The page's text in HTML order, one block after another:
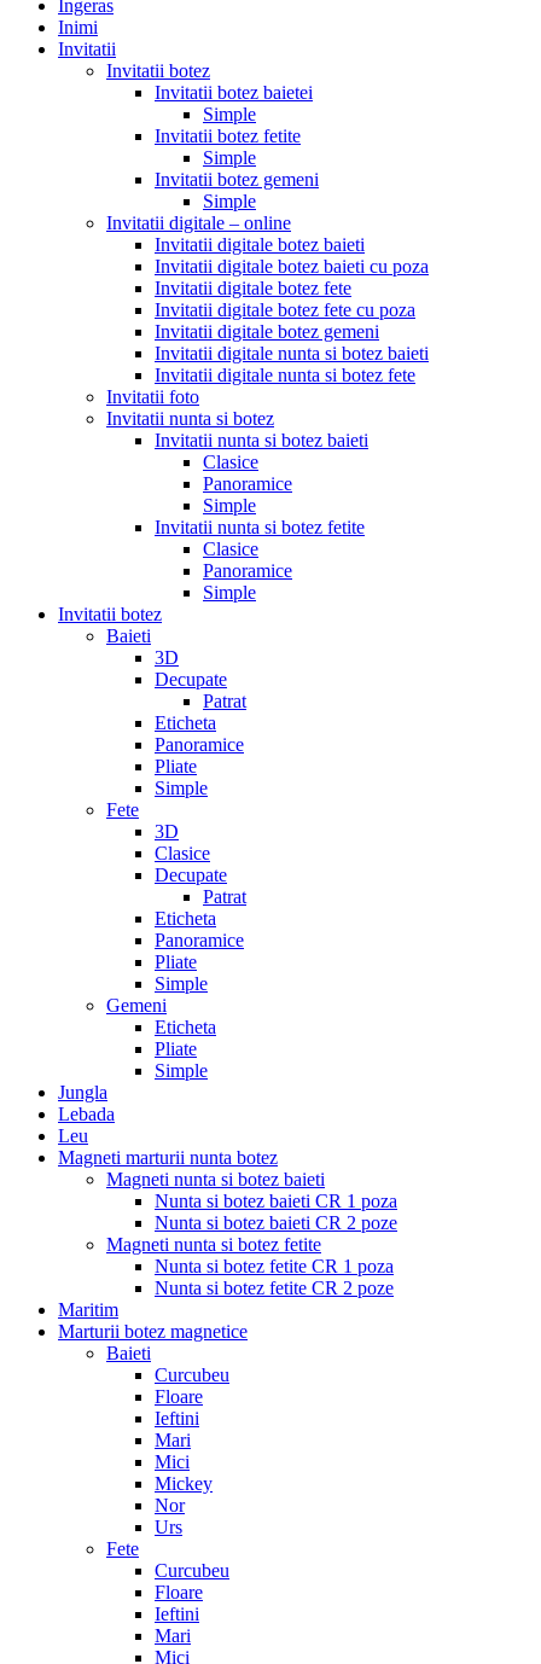
Ingeras
Inimi
Invitatii
Invitatii botez
Invitatii botez baietei
Simple
Invitatii botez fetite
Simple
Invitatii botez gemeni
Simple
Invitatii digitale – online
Invitatii digitale botez baieti
Invitatii digitale botez baieti cu poza
Invitatii digitale botez fete
Invitatii digitale botez fete cu poza
Invitatii digitale botez gemeni
Invitatii digitale nunta si botez baieti
Invitatii digitale nunta si botez fete
Invitatii foto
Invitatii nunta si botez
Invitatii nunta si botez baieti
Clasice
Panoramice
Simple
Invitatii nunta si botez fetite
Clasice
Panoramice
Simple
Invitatii botez
Baieti
3D
Decupate
Patrat
Eticheta
Panoramice
Pliate
Simple
Fete
3D
Clasice
Decupate
Patrat
Eticheta
Panoramice
Pliate
Simple
Gemeni
Eticheta
Pliate
Simple
Jungla
Lebada
Leu
Magneti marturii nunta botez
Magneti nunta si botez baieti
Nunta si botez baieti CR 1 poza
Nunta si botez baieti CR 2 poze
Magneti nunta si botez fetite
Nunta si botez fetite CR 1 poza
Nunta si botez fetite CR 2 poze
Maritim
Marturii botez magnetice
Baieti
Curcubeu
Floare
Ieftini
Mari
Mici
Mickey
Nor
Urs
Fete
Curcubeu
Floare
Ieftini
Mari
Mici